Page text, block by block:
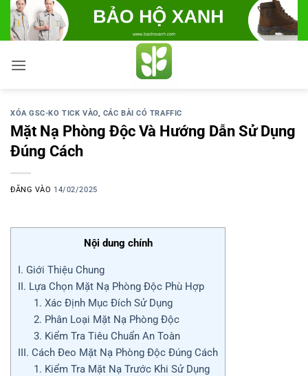
Bỏ
qua
nội
dung
XÓA GSC-KO TICK VÀO, CÁC BÀI CÓ TRAFFIC
Mặt Nạ Phòng Độc Và Hướng Dẫn Sử Dụng
Đúng Cách
ĐĂNG VÀO 14/02/2025
Nội dung chính
I. Giới Thiệu Chung
II. Lựa Chọn Mặt Nạ Phòng Độc Phù Hợp
1. Xác Định Mục Đích Sử Dụng
2. Phân Loại Mặt Nạ Phòng Độc
3. Kiểm Tra Tiêu Chuẩn An Toàn
III. Cách Đeo Mặt Nạ Phòng Độc Đúng Cách
1. Kiểm Tra Mặt Nạ Trước Khi Sử Dụng